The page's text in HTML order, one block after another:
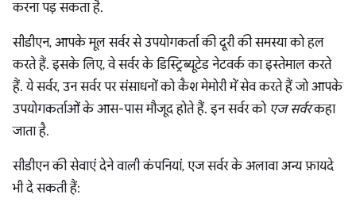
करना पड़ सकता है.
सीडीएन, आपके मूल सर्वर से उपयोगकर्ता की दूरी की समस्या को हल
करते हैं. इसके लिए, वे सर्वर के डिस्ट्रिब्यूटेड नेटवर्क का इस्तेमाल करते
हैं. ये सर्वर, उन सर्वर पर संसाधनों को कैश मेमोरी में सेव करते हैं जो आपके
उपयोगकर्ताओं के आस-पास मौजूद होते हैं. इन सर्वर को एज सर्वरकहा
जाता है.
सीडीएन की सेवाएं देने वाली कंपनियां, एज सर्वर के अलावा अन्य फ़ायदे
भी दे सकती हैं: